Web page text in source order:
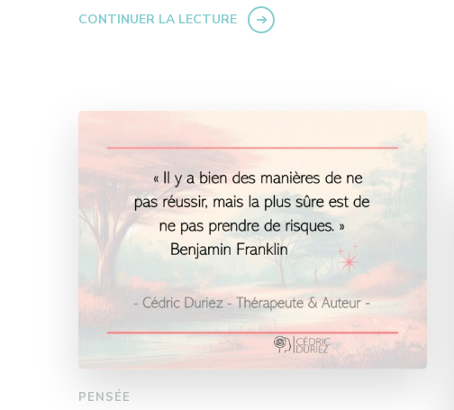
CONTINUER LA LECTURE
PENSÉE